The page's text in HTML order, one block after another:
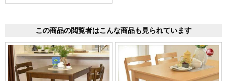
この商品の閲覧者はこんな商品も見られています